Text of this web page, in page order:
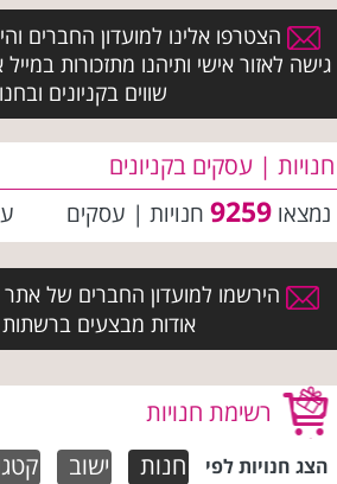
הצטרפו אלינו למועדון החברים
גישה לאזור אישי ותיהנו מתזכורות
שווים בקניונים
חנויות | עסקים בקניונים
נמצאו 9259 חנויות | עסקים
הירשמו למועדון החברים של אתר
אודות מבצעים ברשתות
רשימת חנויות
הצג חנויות לפי חנות ישוב